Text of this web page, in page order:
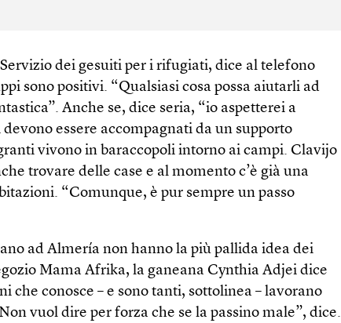
dei gesuiti per i rifugiati, dice al telefono
sono positivi. “Qualsiasi cosa possa aiutarli ad
Anche se, dice seria, “io aspetterei a
essere accompagnati da un supporto
vivono in baraccopoli intorno ai campi. Clavijo
trovare delle case e al momento c’è già una
“Comunque, è pur sempre un passo
ad Almería non hanno la più pallida idea dei
Mama Afrika, la ganeana Cynthia Adjei dice
che conosce – e sono tanti, sottolinea – lavorano
vuol dire per forza che se la passino male”, dice.